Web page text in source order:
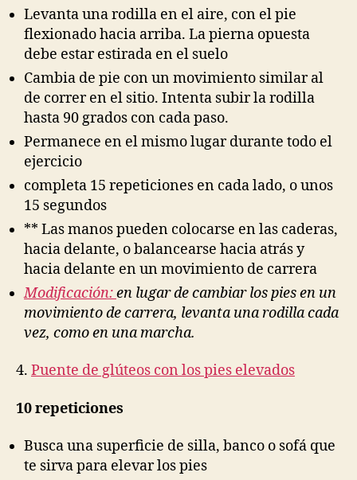
Levanta una rodilla en el aire, con el pie
flexionado hacia arriba. La pierna opuesta
debe estar estirada en el suelo
Cambia de pie con un movimiento similar al
de correr en el sitio. Intenta subir la rodilla
hasta 90 grados con cada paso.
Permanece en el mismo lugar durante todo el
ejercicio
completa 15 repeticiones en cada lado, o unos
15 segundos
** Las manos pueden colocarse en las caderas,
hacia delante, o balancearse hacia atrás y
hacia delante en un movimiento de carrera
Modificación:en lugar de cambiar los pies en un
movimiento de carrera, levanta una rodilla cada
vez, como en una marcha.
4. Puente de glúteos con los pies elevados
10 repeticiones
Busca una superficie de silla, banco o sofá que
te sirva para elevar los pies